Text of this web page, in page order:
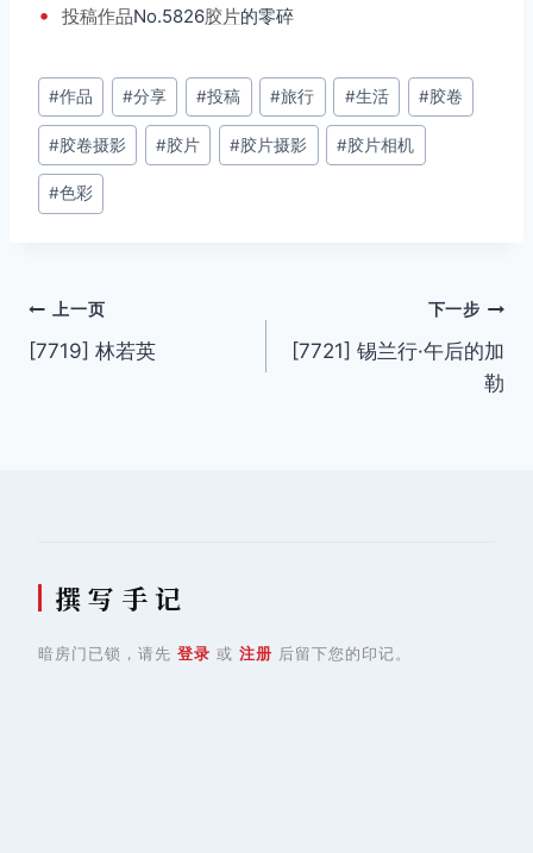
• 投稿作品No.5826胶片的零碎
文
章
标
签：
#作品 #分享 #投稿 #旅行 #生活 #胶卷
#胶卷摄影 #胶片 #胶片摄影 #胶片相机
#色彩
文
章
上一页
[7719] 林若英
下一步
[7721] 锡兰行·午后的加
勒
撰 写 手 记
暗房门已锁，请先 登录 或 注册 后留下您的印记。